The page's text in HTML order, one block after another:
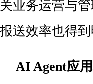
关业务运营与
报送效率也得到
AI Agent应